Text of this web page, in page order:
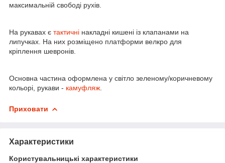
максимальній свободі рухів.
На рукавах є тактичні накладні кишені із клапанами на
липучках. На них розміщено платформи велкро для
кріплення шевронів.
Основна частина оформлена у світло зеленому/коричневому
кольорі, рукави - камуфляж
Приховати
Характеристики
Користувальницькі характеристики